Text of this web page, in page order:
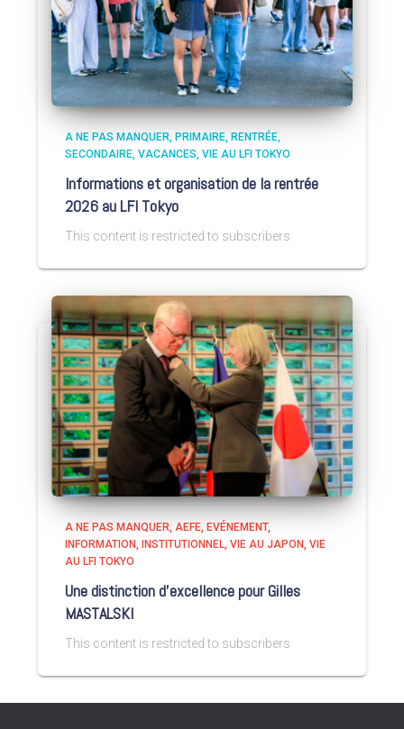
A NE PAS MANQUER PRIMAIRE RENTRÉE
SECONDAIRE VACANCES VIE AU LFI TOKYO
Informations et organisation de la rentrée
2026 au LFI Tokyo
This content is restricted to subscribers
A NE PAS MANQUER AEFE EVÉNEMENT
INFORMATION
INSTITUTIONNEL VIE AU JAPON VIE
AU LFI TOKYO
Une distinction d’excellence pour Gilles
MASTALSKI
This content is restricted to subscribers